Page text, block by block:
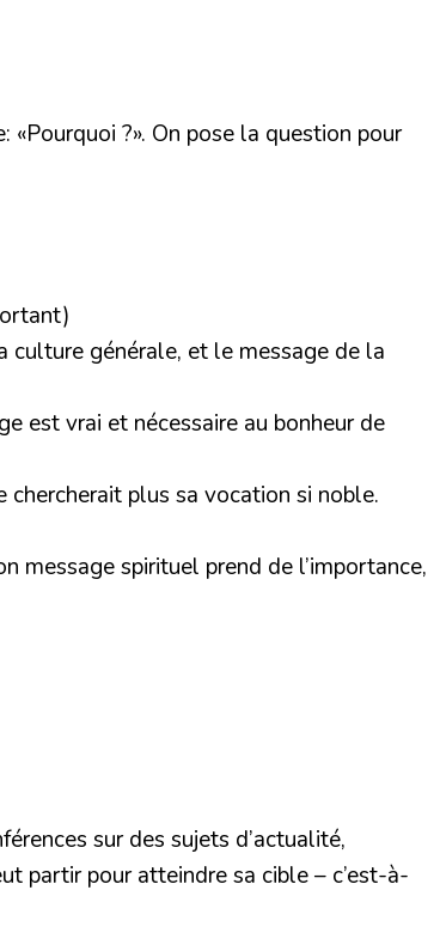
?». On pose la question pour
culture générale, et le message de la
est vrai et nécessaire au bonheur de
chercherait plus sa vocation si noble.
message spirituel prend de l’importance,
sur des sujets d’actualité,
partir pour atteindre sa cible – c’est-à-